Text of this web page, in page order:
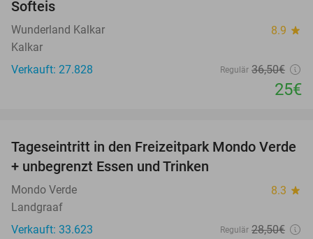
Softeis
Wunderland Kalkar 8.9 star
Kalkar
Verkauft: 27.828
Regulär 36,50€
25€
25%
Tageseintritt in den Freizeitpark Mondo Verde
+ unbegrenzt Essen und Trinken
Mondo Verde 8.3 star
Landgraaf
Verkauft: 33.623
Regulär 28,50€